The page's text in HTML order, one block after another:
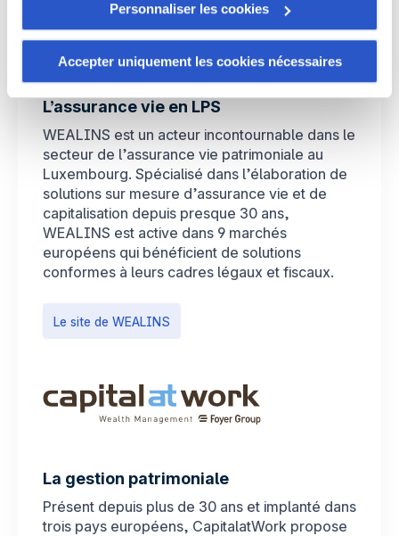
en bas de page.
Certains de ces cookies sont strictement nécessaires au
bon fonctionnement du site. Notez que si vous
désactivez des cookies utilisés ici, il se peut que
soient plus normalement accessibles. D'autres sont
utilisés pour :
Améliorer votre expérience utilisateur, en personnalisant
vos fonctionnalités et en se souvenant de vos choix.
Mesurer l'audience en suivant le nombre de visiteurs et
en comprenant comment vous arrivez sur notre site.
Proposer des offres et services personnalisés et en
les réseaux sociaux utilisés et vous permettre de
Personnaliser les cookies
Accepter uniquement les cookies nécessaires
L’assurance vie en LPS
WEALINS est un acteur incontournable dans le
secteur de l’assurance vie patrimoniale au
Luxembourg. Spécialisé dans l’élaboration de
solutions sur mesure d’assurance vie et de
capitalisation depuis presque 30 ans,
WEALINS est active dans 9 marchés
européens qui bénéficient de solutions
conformes à leurs cadres légaux et fiscaux.
Le site de WEALINS
La gestion patrimoniale
Présent depuis plus de 30 ans et implanté dans
trois pays européens, CapitalatWork propose